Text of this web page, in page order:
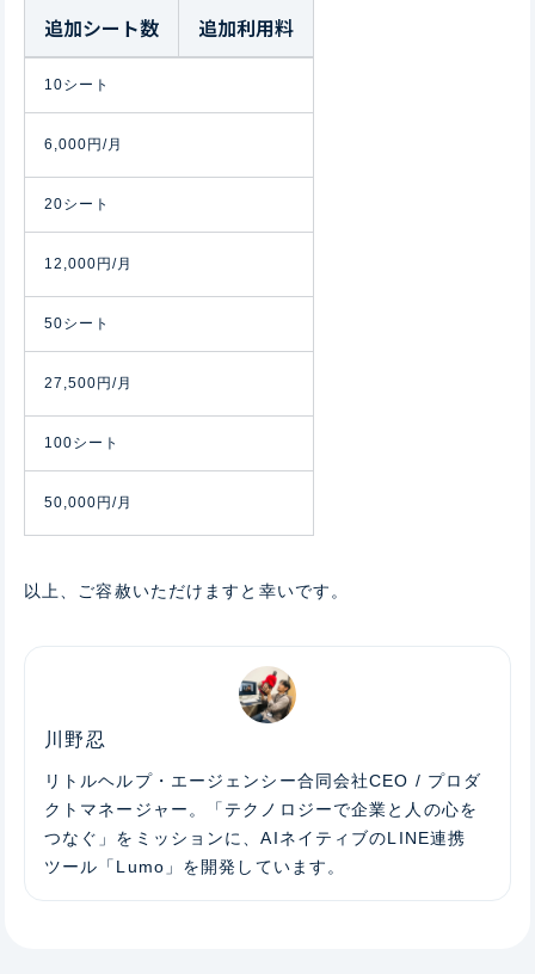
追加シート数 追加利用料
10シート
6,000円/月
20シート
12,000円/月
50シート
27,500円/月
100シート
50,000円/月
以上、ご容赦いただけますと幸いです。
川野忍
リトルヘルプ・エージェンシー合同会社CEO / プロダ
クトマネージャー。「テクノロジーで企業と人の心を
つなぐ」をミッションに、AIネイティブのLINE連携
ツール「Lumo」を開発しています。